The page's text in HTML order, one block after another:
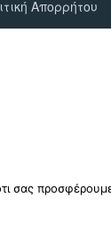
Απορρήτου
σας